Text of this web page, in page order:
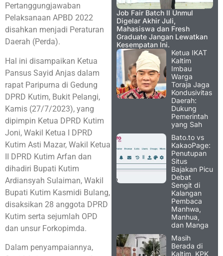
Pertanggungjawaban
Pelaksanaan APBD 2022
disahkan menjadi Peraturan
Daerah (Perda).
Hal ini disampaikan Ketua
Pansus Sayid Anjas dalam
rapat Paripurna di Gedung
DPRD Kutim, Bukit Pelangi,
Kamis (27/7/2023), yang
dipimpin Ketua DPRD Kutim
Joni, Wakil Ketua I DPRD
Kutim Asti Mazar, Wakil Ketua
II DPRD Kutim Arfan dan
dihadiri Bupati Kutim
Ardiansyah Sulaiman, Wakil
Bupati Kutim Kasmidi Bulang,
disaksikan 28 anggota DPRD
Kutim serta sejumlah OPD
dan unsur Forkopimda.
Dalam penyampaiannya,
Job Fair Batch II Unmul
Digelar Akhir Juli,
Mahasiswa dan Fresh
Graduate Jangan Lewatkan
Kesempatan Ini.
Ketua IKAT
Kaltim
Imbau
Warga
Toraja Jaga
Kondusivitas
Daerah:
Dukung
Pemerintah
yang Sah
Bato.to vs
KakaoPage:
Penutupan
Situs
Bajakan Picu
Debat
Sengit di
Kalangan
Pembaca
Manhwa,
Manhua,
dan Manga
Masih
Berada di
Kaltim, KPK